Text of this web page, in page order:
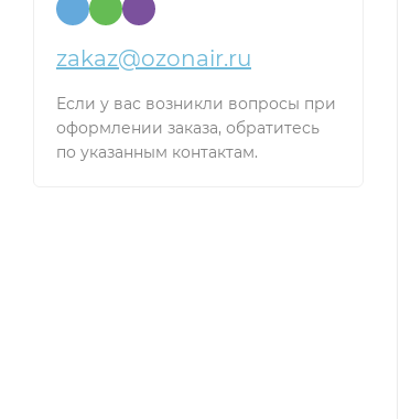
zakaz@ozonair.ru
Если у вас возникли вопросы при
оформлении заказа, обратитесь
по указанным контактам.